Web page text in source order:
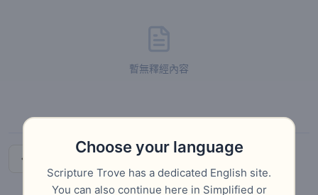
暫無釋經內容
Choose your language
Scripture Trove has a dedicated English site.
You can also continue here in Simplified or